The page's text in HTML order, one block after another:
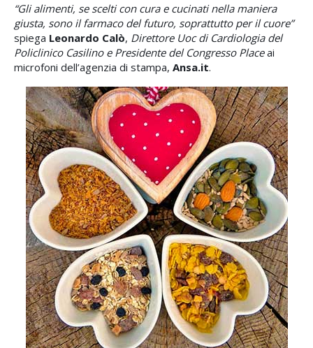
“Gli alimenti, se scelti con cura e cucinati nella maniera
giusta, sono il farmaco del futuro, soprattutto per il cuore”
spiega Leonardo Calò, Direttore Uoc di Cardiologia del
Policlinico Casilino e Presidente del Congresso Placeai
microfoni dell’agenzia di stampa, Ansa.it.